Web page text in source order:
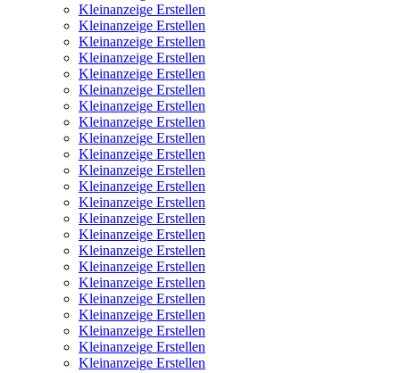
Kleinanzeige Erstellen
Kleinanzeige Erstellen
Kleinanzeige Erstellen
Kleinanzeige Erstellen
Kleinanzeige Erstellen
Kleinanzeige Erstellen
Kleinanzeige Erstellen
Kleinanzeige Erstellen
Kleinanzeige Erstellen
Kleinanzeige Erstellen
Kleinanzeige Erstellen
Kleinanzeige Erstellen
Kleinanzeige Erstellen
Kleinanzeige Erstellen
Kleinanzeige Erstellen
Kleinanzeige Erstellen
Kleinanzeige Erstellen
Kleinanzeige Erstellen
Kleinanzeige Erstellen
Kleinanzeige Erstellen
Kleinanzeige Erstellen
Kleinanzeige Erstellen
Kleinanzeige Erstellen